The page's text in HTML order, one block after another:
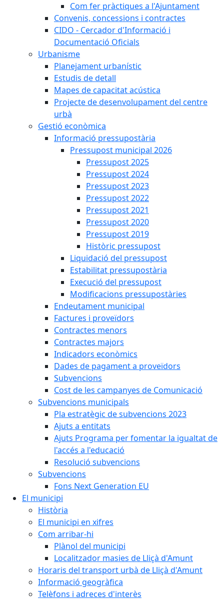
Com fer pràctiques a l'Ajuntament
Convenis, concessions i contractes
CIDO - Cercador d'Informació i
Documentació Oficials
Urbanisme
Planejament urbanístic
Estudis de detall
Mapes de capacitat acústica
Projecte de desenvolupament del centre
urbà
Gestió econòmica
Informació pressupostària
Pressupost municipal 2026
Pressupost 2025
Pressupost 2024
Pressupost 2023
Pressupost 2022
Pressupost 2021
Pressupost 2020
Pressupost 2019
Històric pressupost
Liquidació del pressupost
Estabilitat pressupostària
Execució del pressupost
Modificacions pressupostàries
Endeutament municipal
Factures i proveïdors
Contractes menors
Contractes majors
Indicadors econòmics
Dades de pagament a proveïdors
Subvencions
Cost de les campanyes de Comunicació
Subvencions municipals
Pla estratègic de subvencions 2023
Ajuts a entitats
Ajuts Programa per fomentar la igualtat de
l'accés a l'educació
Resolució subvencions
Subvencions
Fons Next Generation EU
El municipi
Història
El municipi en xifres
Com arribar-hi
Plànol del municipi
Localitzador masies de Lliçà d'Amunt
Horaris del transport urbà de Lliçà d'Amunt
Informació geogràfica
Telèfons i adreces d'interès